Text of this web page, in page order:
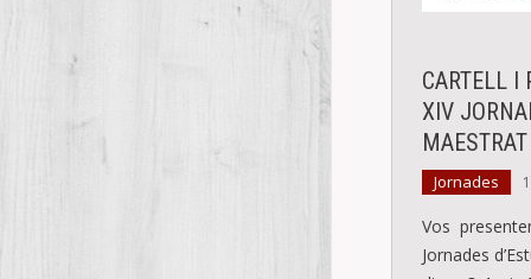
CARTELL I
XIV
MAESTRAT
Jornades
Vos
Jornades